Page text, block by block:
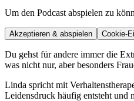
Um den Podcast abspielen zu
Akzeptieren & abspielen Cookie-
Du gehst für andere immer die
was nicht nur, aber besonders
Linda spricht mit
Leidensdruck häufig entsteht und